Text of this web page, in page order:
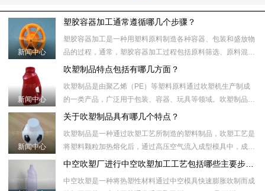
新闻中心
塑胶容器加工通常遵循哪几个步骤？
塑胶容器加工是一种用塑料原料制造各种容器、包装和盛放物
品的过程，通常，塑胶容器加工过程包括原料筛选、原料混
合、塑化加热、模具注射、冷却、取出、后处理等步骤。​具体
新闻中心
吹塑制品特点包括有哪几方面？
吹塑制品是由聚乙烯（PE）等塑料原料通过吹塑机生产制成
的一类产品，广泛用于包装、容器、玩具等领域。吹塑制品制
作过程中，首先将塑料颗粒加热到合适的温度，然后将塑料颗
新闻中心
关于吹塑制品具有哪几个特点？
吹塑制品是一种通过吹塑工艺所制造的塑料制品，吹塑工艺是
将塑料颗粒加热熔化后，通过高压空气流入成型模具中，成型
模具内部的形状和壁厚受压力和温度控制。随后，通过冷却模中空吹塑厂进行中空吹塑加工工艺包括哪些主要步骤？
中空吹塑是一种将热塑性材料通过中空模具快速膨胀吹制而成